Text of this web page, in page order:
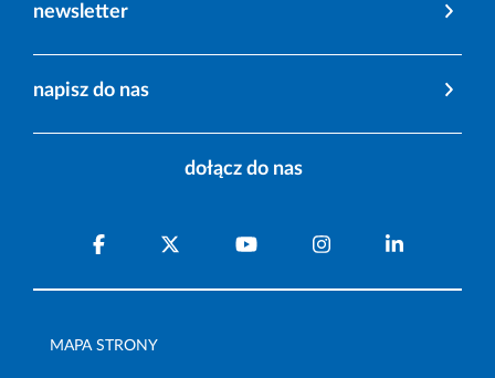
newsletter
napisz do nas
dołącz do nas
MAPA STRONY